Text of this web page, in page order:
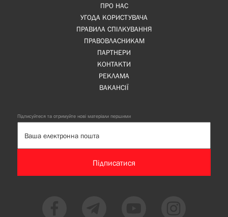
ПРО НАС
УГОДА КОРИСТУВАЧА
ПРАВИЛА СПІЛКУВАННЯ
ПРАВОВЛАСНИКАМ
ПАРТНЕРИ
КОНТАКТИ
РЕКЛАМА
ВАКАНСІЇ
Підписуйтеся та отримуйте нові матеріали першими
Підписатися